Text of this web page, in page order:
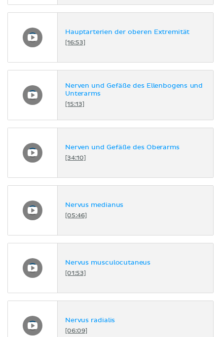
Hauptarterien der oberen Extremität
[16:53]
Nerven und Gefäße des Ellenbogens und
Unterarms
[15:13]
Nerven und Gefäße des Oberarms
[34:10]
Nervus medianus
[05:46]
Nervus musculocutaneus
[01:53]
Nervus radialis
[06:09]